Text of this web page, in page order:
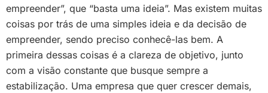
empreender”, que “basta uma ideia”. Mas existem muitas
coisas por trás de uma simples ideia e da decisão de
empreender, sendo preciso conhecê-las bem. A
primeira dessas coisas é a clareza de objetivo, junto
com a visão constante que busque sempre a
estabilização. Uma empresa que quer crescer demais,